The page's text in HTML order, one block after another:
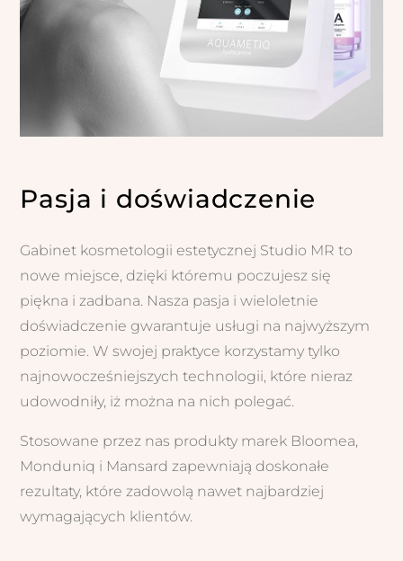
Pasja i doświadczenie
Gabinet kosmetologii estetycznej Studio MR to
nowe miejsce, dzięki któremu poczujesz się
piękna i zadbana. Nasza pasja i wieloletnie
doświadczenie gwarantuje usługi na najwyższym
poziomie. W swojej praktyce korzystamy tylko
najnowocześniejszych technologii, które nieraz
udowodniły, iż można na nich polegać.
Stosowane przez nas produkty marek Bloomea,
Monduniq i Mansard zapewniają doskonałe
rezultaty, które zadowolą nawet najbardziej
wymagających klientów.